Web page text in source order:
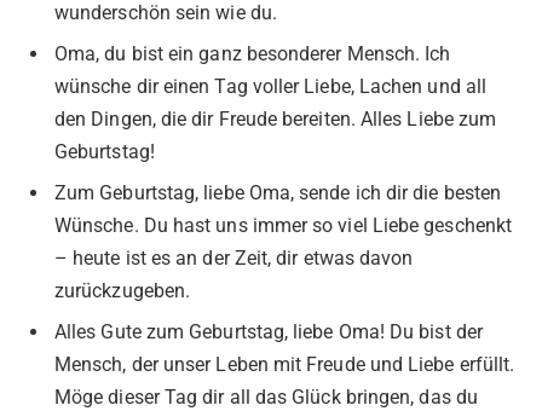
wunderschön sein wie du.
Oma, du bist ein ganz besonderer Mensch. Ich
wünsche dir einen Tag voller Liebe, Lachen und all
den Dingen, die dir Freude bereiten. Alles Liebe zum
Geburtstag!
Zum Geburtstag, liebe Oma, sende ich dir die besten
Wünsche. Du hast uns immer so viel Liebe geschenkt
– heute ist es an der Zeit, dir etwas davon
zurückzugeben.
Alles Gute zum Geburtstag, liebe Oma! Du bist der
Mensch, der unser Leben mit Freude und Liebe erfüllt.
Möge dieser Tag dir all das Glück bringen, das du